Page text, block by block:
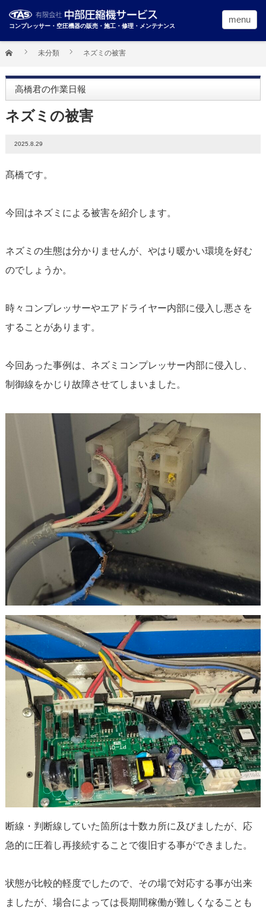
コンプレッサー・空圧機器の販売・施工・修理・メンテナンス
menu
未分類 ネズミの被害
高橋君の作業日報
ネズミの被害
2025.8.29
髙橋です。
今回はネズミによる被害を紹介します。
ネズミの生態は分かりませんが、やはり暖かい環境を好む
のでしょうか。
時々コンプレッサーやエアドライヤー内部に侵入し悪さを
することがあります。
今回あった事例は、ネズミコンプレッサー内部に侵入し、
制御線をかじり故障させてしまいました。
断線・判断線していた箇所は十数カ所に及びましたが、応
急的に圧着し再接続することで復旧する事ができました。
状態が比較的軽度でしたので、その場で対応する事が出来
ましたが、場合によっては長期間稼働が難しくなることも